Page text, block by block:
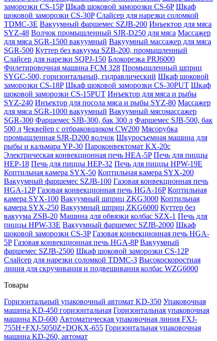
заморозки CS-15P Шкаф шоковой заморозки CS-6P Шкаф
шоковой заморозки CS-30P Слайсер для нарезки соломкой
TDMC-3E Вакуумный фаршемес SZJB-200 Инъектор для мяса
SYZ-48 Волчок промышленный SJR-D250 для мяса Массажер
для мяса SGR-1500 вакуумный Вакуумный массажер для мяса
SGR-500 Куттер без вакуума SZB-200, промышленный
Слайсер для нарезки SQPJ-150 Блокорезка PRJ6000
Филетировочная машина FCM 328 Промышленный шприц
SYGC-500, горизонтальный, гидравлический Шкаф шоковой
заморозки CS-18P Шкаф шоковой заморозки CS-30PUT Шкаф
шоковой заморозки CS-15PUT Инъектор для мяса и рыбы
SYZ-240 Инъектор для посола мяса и рыбы SYZ-80 Массажер
для мяса SGR-1000 вакуумный Вакуумный мясомассажер
SGR-300 Фаршемес SJB-300, бак 300 л Фаршемес SJB-500, бак
500 л Чеквейер с отбраковщиком CW200 Мясорубка
промышленная SJR-D200 волчок Шкуросъемная машина для
рыбы и кальмара YP-30 Пароконвектомат KX-20c
Электрическая конвекционная печь HEA-5P Печь для пиццы
HEP-18 Печь для пиццы HEP-32 Печь для пиццы HPW-19E
Коптильная камера SYX-50 Коптильная камера SYX-200
Вакуумный фаршемес SZJB-100 Газовая конвекционная печь
HGA-12P Газовая конвекционная печь HGA-16P Коптильная
камера SYX-100 Вакуумный шприц ZKG3000 Коптильная
камера SYX-250 Вакуумный шприц ZKG6000 Куттер без
вакуума ZSB-20 Машина для обвязки колбас SZX-1 Печь для
пиццы HPW-33E Вакуумный фаршемес SZJB-2000 Шкаф
шоковой заморозки CS-3P Газовая конвекционная печь HGA-
5P Газовая конвекционная печь HGA-8P Вакуумный
фаршемес SZJB-2500 Шкаф шоковой заморозки CS-12P
Слайсер для нарезки соломкой TDMC-3 Высокоскоростная
линия для скручивания и подвешивания колбас WZG6000
Товары
Горизонтальный упаковочный автомат KD-350 Упаковочная
машина KD-450 горизонтальная Горизонтальная упаковочная
машина KD-600 Автоматическая упаковочная линия FXJ-
755H+FXJ-5050Z+DQKX-655 Горизонтальная упаковочная
машина KD-260, автомат